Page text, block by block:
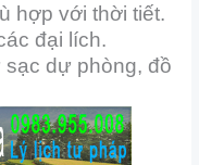
hợp với thời tiết.
đại lích.
dự phòng, đồ